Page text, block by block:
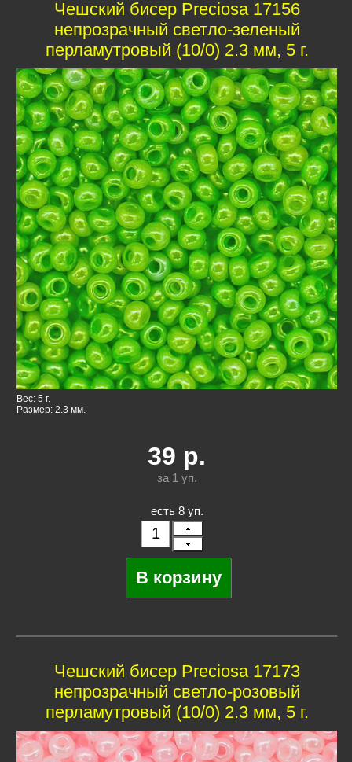
Чешский бисер Preciosa 17156
непрозрачный светло-зеленый
перламутровый (10/0) 2.3 мм, 5 г.
Вес: 5 г.
Размер: 2.3 мм.
39 р.
за 1 уп.
есть 8 уп.
Чешский бисер Preciosa 17173
непрозрачный светло-розовый
перламутровый (10/0) 2.3 мм, 5 г.